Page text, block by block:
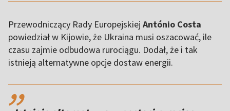
Przewodniczący Rady Europejskiej António Costa
powiedział w Kijowie, że Ukraina musi oszacować, ile
czasu zajmie odbudowa rurociągu. Dodał, że i tak
istnieją alternatywne opcje dostaw energii.
,,